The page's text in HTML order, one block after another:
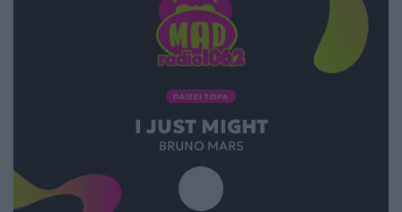
ΠΑΙΖΕΙ ΤΩΡΑ
I JUST MIGHT
BRUNO MARS